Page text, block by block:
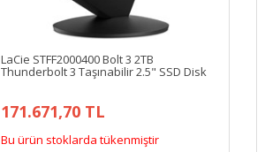
LaCie STFF2000400 Bolt 3 2TB
Thunderbolt 3 Taşınabilir 2.5" SSD Disk
171.671,70 TL
Bu ürün stoklarda tükenmiştir